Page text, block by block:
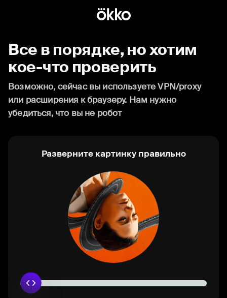
Все в порядке, но хотим
кое-что проверить
Возможно, сейчас вы используете VPN/proxy
или расширения к браузеру. Нам нужно
убедиться, что вы не робот
Разверните картинку правильно